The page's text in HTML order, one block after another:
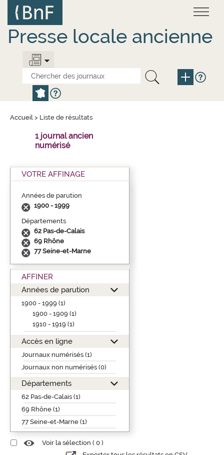
contenu
principal
Presse locale ancienne
Accueil > Liste de résultats
1 journal ancien
numérisé
VOTRE AFFINAGE
Années de parution
1900 - 1999
Départements
62 Pas-de-Calais
69 Rhône
77 Seine-et-Marne
AFFINER
Années de parution
1900 - 1999 (1)
1900 - 1909 (1)
1910 - 1919 (1)
Accès en ligne
Journaux numérisés (1)
Journaux non numérisés (0)
Départements
62 Pas-de-Calais (1)
69 Rhône (1)
77 Seine-et-Marne (1)
Voir la sélection ( 0 )
Panneau de gestion des cookies